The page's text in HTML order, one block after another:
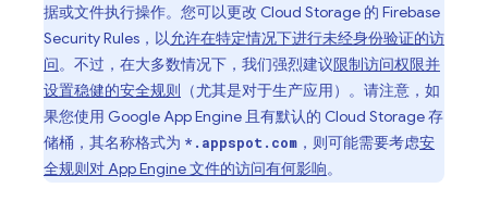
据或文件执行操作。您可以更改 Cloud Storage 的 Firebase
Security Rules ，以允许在特定情况下进行未经身份验证的访
问。不过，在大多数情况下，我们强烈建议限制访问权限并
设置稳健的安全规则 （尤其是对于生产应用）。请注意，如
果您使用 GoogleApp Engine 且有默认的 Cloud Storage存
储桶，其名称格式为 *.appspot.com ，则可能需要考虑安
全规则对App Engine文件的访问有何影响。